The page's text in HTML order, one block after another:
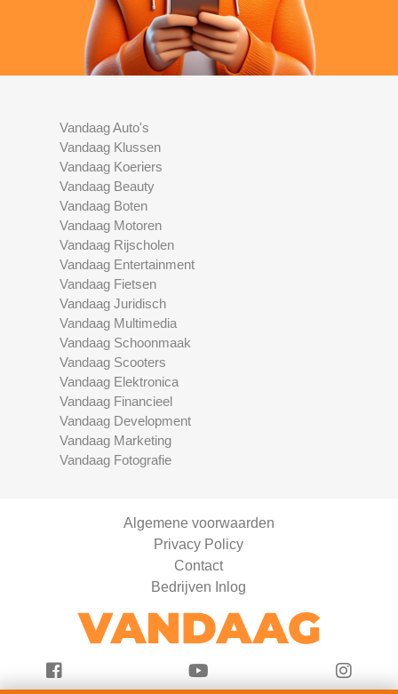
Vandaag Auto's
Vandaag Klussen
Vandaag Koeriers
Vandaag Beauty
Vandaag Boten
Vandaag Motoren
Vandaag Rijscholen
Vandaag Entertainment
Vandaag Fietsen
Vandaag Juridisch
Vandaag Multimedia
Vandaag Schoonmaak
Vandaag Scooters
Vandaag Elektronica
Vandaag Financieel
Vandaag Development
Vandaag Marketing
Vandaag Fotografie
Algemene voorwaarden
Privacy Policy
Contact
Bedrijven Inlog